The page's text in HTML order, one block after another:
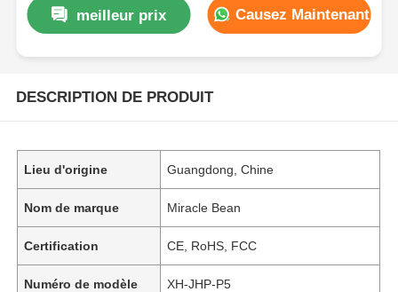
meilleur prix Causez Maintenant
DESCRIPTION DE PRODUIT
Lieu d'origine Guangdong, Chine
Nom de marque Miracle Bean
Certification CE, RoHS, FCC
Numéro de modèle XH-JHP-P5